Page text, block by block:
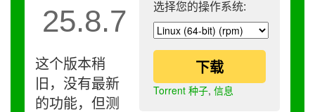
选择您的操作系统:
下载
Torrent 种子, 信息
25.8.7
这个版本稍
旧，没有最新
的功能，但测